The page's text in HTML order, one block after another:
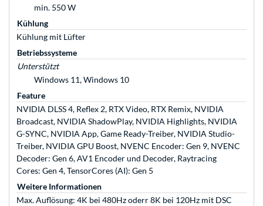
min. 550 W
Kühlung
Kühlung mit Lüfter
Betriebssysteme
Unterstützt
Windows 11, Windows 10
Feature
NVIDIA DLSS 4, Reflex 2, RTX Video, RTX Remix, NVIDIA
Broadcast, NVIDIA ShadowPlay, NVIDIA Highlights, NVIDIA
G-SYNC, NVIDIA App, Game Ready-Treiber, NVIDIA Studio-
Treiber, NVIDIA GPU Boost, NVENC Encoder: Gen 9, NVENC
Decoder: Gen 6, AV1 Encoder und Decoder, Raytracing
Cores: Gen 4, TensorCores (AI): Gen 5
Weitere Informationen
Max. Auflösung: 4K bei 480Hz oderr 8K bei 120Hz mit DSC